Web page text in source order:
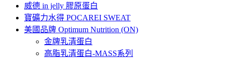
威德 in jelly 膠原蛋白
寶礦力水得 POCAREI SWEAT
美國品牌 Optimum Nutrition (ON)
金牌乳清蛋白
高脂乳清蛋白-MASS系列